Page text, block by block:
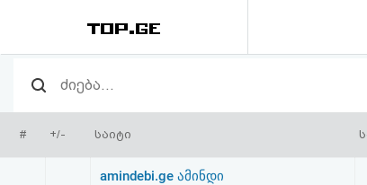
რეიტინგი
(მთავარი)
ფოსტა
# +/- საიტი
amindebi.ge ამინდი